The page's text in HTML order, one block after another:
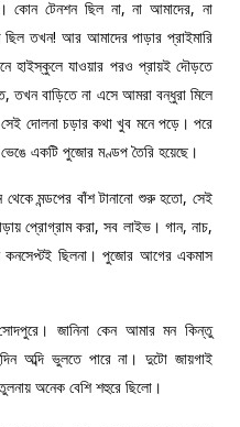
কোন টেনশন ছিল না, না আমাদের, না
তখন! আর আমাদের পাড়ার প্রাইমারি
হাইস্কুলে যাওয়ার পরও প্রায়ই দৌড়তে
তখন বাড়িতে না এসে আমরা বন্ধুরা মিলে
দোলনা চড়ার কথা খুব মনে পড়ে। পরে
ভেঙে একটি পুজোর মণ্ডপ তৈরি হয়েছে।
মন্ডপের বাঁশ টানানো শুরু হতো, সেই
প্রোগ্রাম করা, সব লাইভ। গান, নাচ,
কনসেপ্টই ছিলনা। পুজোর আগের একমাস
জানিনা কেন আমার মন কিন্তু
অব্দি ভুলতে পারে না। দুটো জায়গাই
অনেক বেশি শহুরে ছিলো।